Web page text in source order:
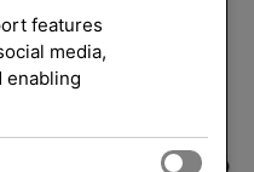
features
media,
enabling